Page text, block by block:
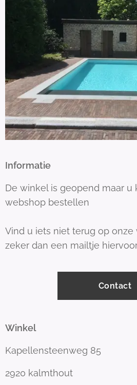
Informatie
De winkel is geopend maar u
webshop bestellen
Vind u iets niet terug op onze
zeker dan een mailtje
Contact
Winkel
Kapellensteenweg 85
2920 kalmthout